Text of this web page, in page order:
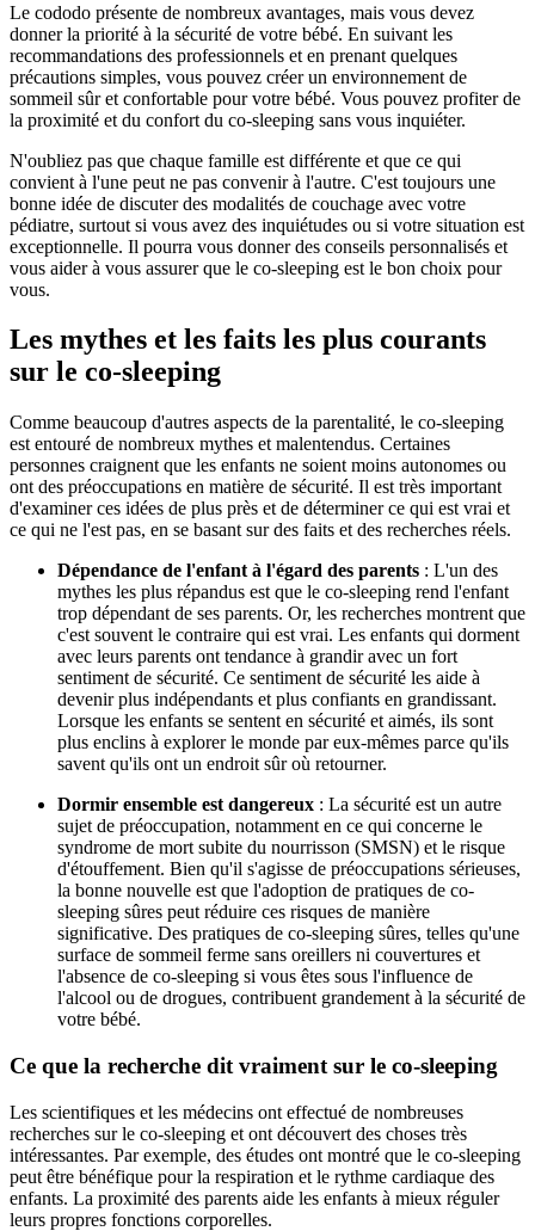
Le cododo présente de nombreux avantages, mais vous devez
donner la priorité à la sécurité de votre bébé. En suivant les
recommandations des professionnels et en prenant quelques
précautions simples, vous pouvez créer un environnement de
sommeil sûr et confortable pour votre bébé. Vous pouvez profiter de
la proximité et du confort du co-sleeping sans vous inquiéter.
N'oubliez pas que chaque famille est différente et que ce qui
convient à l'une peut ne pas convenir à l'autre. C'est toujours une
bonne idée de discuter des modalités de couchage avec votre
pédiatre, surtout si vous avez des inquiétudes ou si votre situation est
exceptionnelle. Il pourra vous donner des conseils personnalisés et
vous aider à vous assurer que le co-sleeping est le bon choix pour
vous.
Les mythes et les faits les plus courants
sur le co-sleeping
Comme beaucoup d'autres aspects de la parentalité, le co-sleeping
est entouré de nombreux mythes et malentendus. Certaines
personnes craignent que les enfants ne soient moins autonomes ou
ont des préoccupations en matière de sécurité. Il est très important
d'examiner ces idées de plus près et de déterminer ce qui est vrai et
ce qui ne l'est pas, en se basant sur des faits et des recherches réels.
Dépendance de l'enfant à l'égard des parents : L'un des
mythes les plus répandus est que le co-sleeping rend l'enfant
trop dépendant de ses parents. Or, les recherches montrent que
c'est souvent le contraire qui est vrai. Les enfants qui dorment
avec leurs parents ont tendance à grandir avec un fort
sentiment de sécurité. Ce sentiment de sécurité les aide à
devenir plus indépendants et plus confiants en grandissant.
Lorsque les enfants se sentent en sécurité et aimés, ils sont
plus enclins à explorer le monde par eux-mêmes parce qu'ils
savent qu'ils ont un endroit sûr où retourner.
Dormir ensemble est dangereux : La sécurité est un autre
sujet de préoccupation, notamment en ce qui concerne le
syndrome de mort subite du nourrisson (SMSN) et le risque
d'étouffement. Bien qu'il s'agisse de préoccupations sérieuses,
la bonne nouvelle est que l'adoption de pratiques de co-
sleeping sûres peut réduire ces risques de manière
significative. Des pratiques de co-sleeping sûres, telles qu'une
surface de sommeil ferme sans oreillers ni couvertures et
l'absence de co-sleeping si vous êtes sous l'influence de
l'alcool ou de drogues, contribuent grandement à la sécurité de
votre bébé.
Ce que la recherche dit vraiment sur le co-sleeping
Les scientifiques et les médecins ont effectué de nombreuses
recherches sur le co-sleeping et ont découvert des choses très
intéressantes. Par exemple, des études ont montré que le co-sleeping
peut être bénéfique pour la respiration et le rythme cardiaque des
enfants. La proximité des parents aide les enfants à mieux réguler
leurs propres fonctions corporelles.